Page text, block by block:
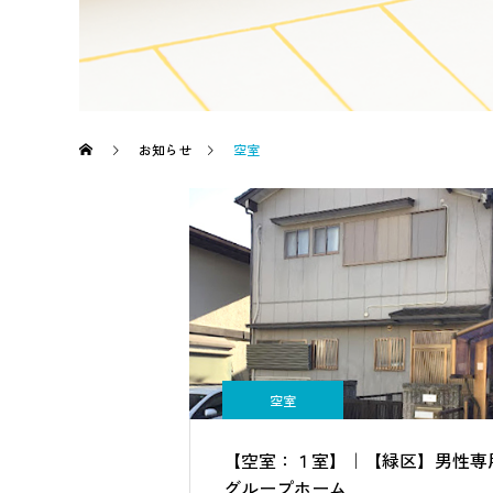
お知らせ 空室
空室
【空室：１室】｜【緑区】男性専
グループホーム